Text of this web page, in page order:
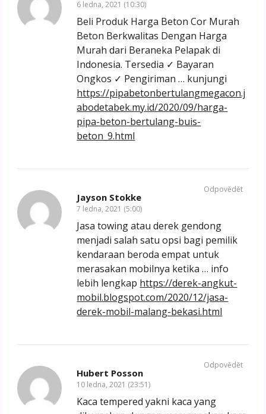
6 ledna, 2021 (10:30)
Beli Produk Harga Beton Cor Murah
Beton Berkwalitas Dengan Harga
Murah dari Beraneka Pelapak di
Indonesia. Tersedia ✓ Bayaran
Ongkos ✓ Pengiriman … kunjungi
https://pipabetonbertulangmegacon.j
abodetabek.my.id/2020/09/harga-
pipa-beton-bertulang-buis-
beton_9.html
Jayson Stokke
7 ledna, 2021 (5:00)
Jasa towing atau derek gendong
menjadi salah satu opsi bagi pemilik
kendaraan beroda empat untuk
merasakan mobilnya ketika … info
lebih lengkap https://derek-angkut-
mobil.blogspot.com/2020/12/jasa-
derek-mobil-malang-bekasi.html
Odpovědět
Hubert Posson
10 ledna, 2021 (23:51)
Kaca tempered yakni kaca yang
Odpovědět